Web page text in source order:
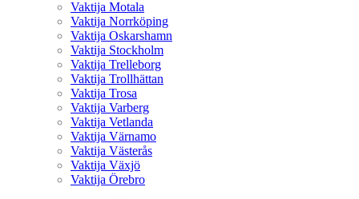
Vaktija Motala
Vaktija Norrköping
Vaktija Oskarshamn
Vaktija Stockholm
Vaktija Trelleborg
Vaktija Trollhättan
Vaktija Trosa
Vaktija Varberg
Vaktija Vetlanda
Vaktija Värnamo
Vaktija Västerås
Vaktija Växjö
Vaktija Örebro